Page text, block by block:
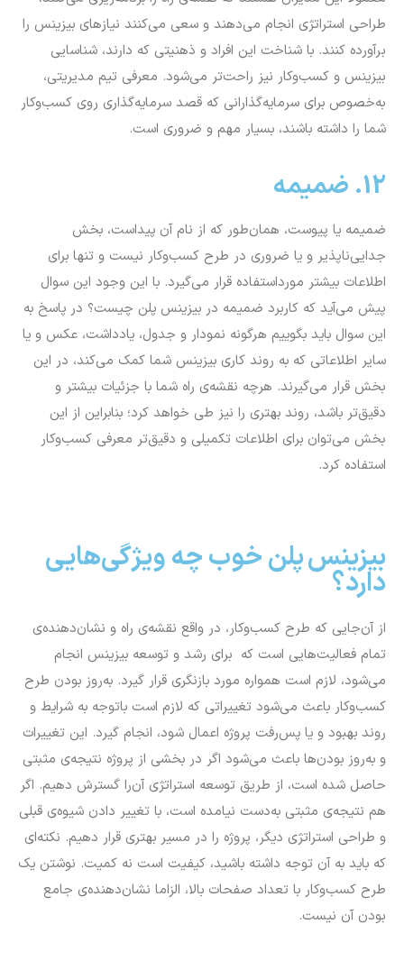
طراحی استراتژی انجام می‌دهند و سعی می‌کنند نیازهای بیزینس را
برآورده کنند. با شناخت این افراد و ذهنیتی که دارند، شناسایی
بیزینس و کسب‌وکار نیز راحت‌تر می‌شود. معرفی تیم مدیریتی،
به‌خصوص برای سرمایه‌گذارانی که قصد سرمایه‌گذاری روی کسب‌وکار
شما را داشته باشند، بسیار مهم و ضروری است.
12. ضمیمه
ضمیمه یا پیوست، همان‌طور که از نام آن پیداست، بخش
جدایی‌ناپذیر و یا ضروری در طرح کسب‌وکار نیست و تنها برای
اطلاعات بیشتر مورداستفاده قرار می‌گیرد. با این وجود این سوال
پیش می‌آید که کاربرد ضمیمه در بیزینس پلن چیست؟ در پاسخ به
این سوال باید بگوییم هرگونه نمودار و جدول، یادداشت، عکس و یا
سایر اطلاعاتی که به روند کاری بیزینس شما کمک می‌کند، در این
بخش قرار می‌گیرند. هرچه نقشه‌ی راه شما با جزئیات بیشتر و
دقیق‌تر باشد، روند بهتری را نیز طی خواهد کرد؛ بنابراین از این
بخش می‌توان برای اطلاعات تکمیلی و دقیق‌تر معرفی کسب‌وکار
استفاده کرد.
بیزینس پلن خوب چه ویژگی‌هایی
دارد؟
از آن‌جایی که طرح کسب‌وکار، در واقع نقشه‌ی راه و نشان‌‎دهنده‌ی
تمام فعالیت‌هایی است که برای رشد و توسعه بیزینس انجام
می‌شود، لازم است همواره مورد بازنگری قرار گیرد. به‌روز بودن طرح
کسب‌وکار باعث می‌شود تغییراتی که لازم است باتوجه به شرایط و
روند بهبود و یا پس‌رفت پروژه اعمال شود، انجام گیرد. این تغییرات
و به‌روز بودن‌ها باعث می‌شود اگر در بخشی از پروژه نتیجه‌ی مثبتی
حاصل شده است، از طریق توسعه استراتژی آن‌را گسترش دهیم. اگر
هم نتیجه‌ی مثبتی به‌دست نیامده است، با تغییر دادن شیوه‌ی قبلی
و طراحی استراتژی دیگر، پروژه را در مسیر بهتری قرار دهیم. نکته‌ای
که باید به آن توجه داشته باشید، کیفیت است نه کمیت. نوشتن یک
طرح کسب‌وکار با تعداد صفحات بالا، الزاما نشان‌دهنده‌ی جامع
بودن آن نیست.